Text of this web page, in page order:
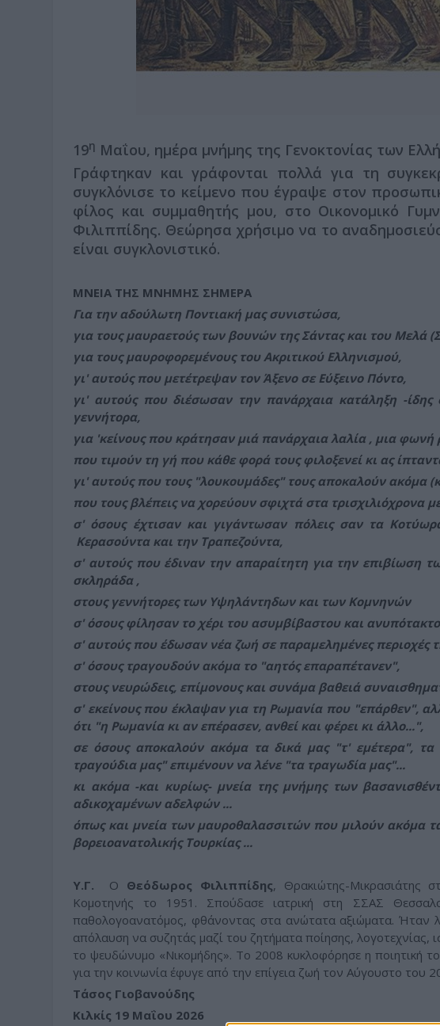
19η Μαΐου, ημέρα μνήμης της Γενοκτονίας των
Γράφτηκαν και γράφονται πολλά για τη
συγκλόνισε το κείμενο που έγραψε στον
φίλος και συμμαθητής μου, στο Οικονομικό
Φιλιππίδης. Θεώρησα χρήσιμο να το
είναι συγκλονιστικό.
ΜΝΕΙΑ ΤΗΣ ΜΝΗΜΗΣ ΣΗΜΕΡΑ
Για την αδούλωτη Ποντιακή μας συνιστώσα,
για τους μαυραετούς των βουνών της Σάντας και του Μελά
για τους μαυροφορεμένους του Ακριτικού Ελληνισμού,
γι' αυτούς που μετέτρεψαν τον Άξενο σε Εύξεινο Πόντο,
γι' αυτούς που διέσωσαν την πανάρχαια κατάληξη -
γεννήτορα,
για 'κείνους που κράτησαν μιά πανάρχαια λαλία , μια φωνή
που τιμούν τη γή που κάθε φορά τους φιλοξενεί κι ας
γι' αυτούς που τους "λουκουμάδες" τους αποκαλούν ακόμα
που τους βλέπεις να χορεύουν σφιχτά στα τρισχιλιόχρονα
σ' όσους έχτισαν και γιγάντωσαν πόλεις σαν τα
Κερασούντα και την Τραπεζούντα,
σ' αυτούς που έδιναν την απαραίτητη για την επιβίωση
σκληράδα ,
στους γεννήτορες των Υψηλάντηδων και των Κομνηνών
σ' όσους φίλησαν το χέρι του ασυμβίβαστου και
σ' αυτούς που έδωσαν νέα ζωή σε παραμελημένες περιοχές
σ' όσους τραγουδούν ακόμα το "αητός επαραπέτανεν",
στους νευρώδεις, επίμονους και συνάμα βαθειά
σ' εκείνους που έκλαψαν για τη Ρωμανία που "επάρθεν",
ότι "η Ρωμανία κι αν επέρασεν, ανθεί και φέρει κι άλλο...",
σε όσους αποκαλούν ακόμα τα δικά μας "τ' εμέτερα",
τραγούδια μας" επιμένουν να λένε "τα τραγωδία μας"...
κι ακόμα -και κυρίως- μνεία της μνήμης των
αδικοχαμένων αδελφών ...
όπως και μνεία των μαυροθαλασσιτών που μιλούν ακόμα
βορειοανατολικής Τουρκίας ...
Υ.Γ. Ο Θεόδωρος Φιλιππίδης, Θρακιώτης-Μικρασιάτης
Κομοτηνής το 1951. Σπούδασε ιατρική στη ΣΣΑΣ
παθολογοανατόμος, φθάνοντας στα ανώτατα αξιώματα. Ήταν
απόλαυση να συζητάς μαζί του ζητήματα ποίησης, λογοτεχνίας,
το ψευδώνυμο «Νικομήδης». Το 2008 κυκλοφόρησε η ποιητική
για την κοινωνία έφυγε από την επίγεια ζωή τον Αύγουστο του
Τάσος Γιοβανούδης
Κιλκίς 19 Μαΐου 2026